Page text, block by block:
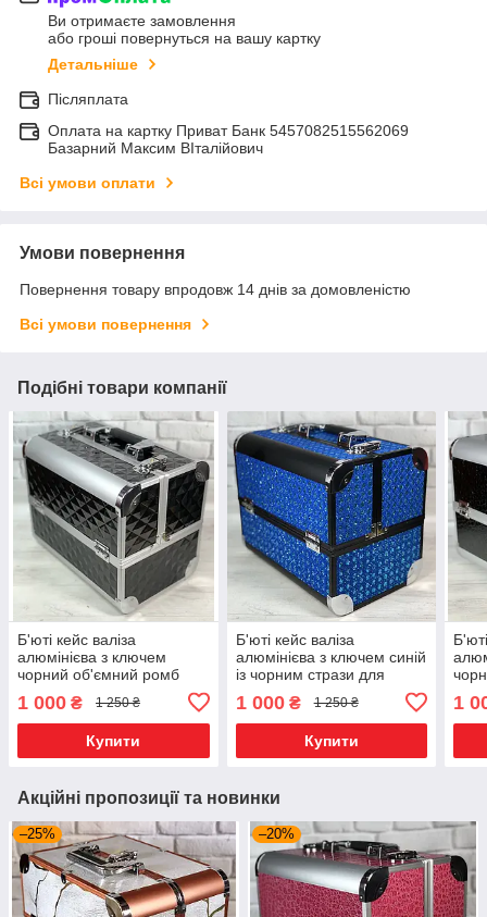
Ви отримаєте замовлення
або гроші повернуться на вашу картку
Детальніше
Післяплата
Оплата на картку Приват Банк 5457082515562069
Базарний Максим ВІталійович
Всі умови оплати
Умови повернення
Повернення товару впродовж 14 днів за домовленістю
Всі умови повернення
Подібні товари компанії
Б'юті кейс валіза
алюмінієва з ключем
чорний об'ємний ромб
1 000 ₴ 1 250 ₴
Купити
Б'юті кейс валіза
алюмінієва з ключем синій
із чорним стрази для
1 000₴ 1 250 ₴
Купити
1
Акційні пропозиції та новинки
–25% –20%